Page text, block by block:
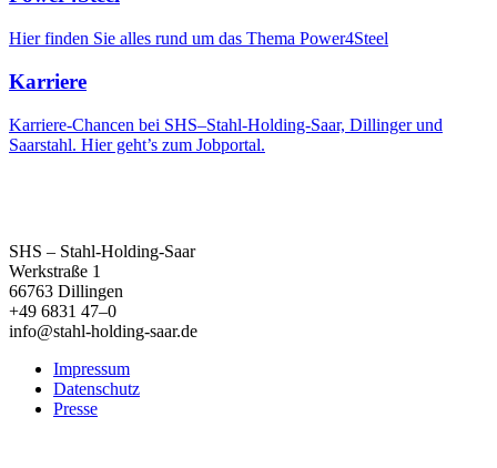
Hier finden Sie alles rund um das Thema Power4Steel
Karriere
Karriere-Chancen bei SHS–Stahl-Holding-Saar, Dillinger und
Saarstahl. Hier geht’s zum Jobportal.
SHS – Stahl-Holding-Saar
Werkstraße 1
66763 Dillingen
+49 6831 47–0
info@stahl-holding-saar.de
Impressum
Datenschutz
Presse